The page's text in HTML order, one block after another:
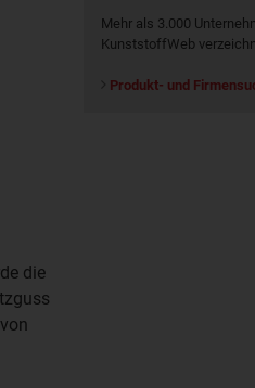
die
Mehr als 3.000
KunststoffWeb
Produkt- und